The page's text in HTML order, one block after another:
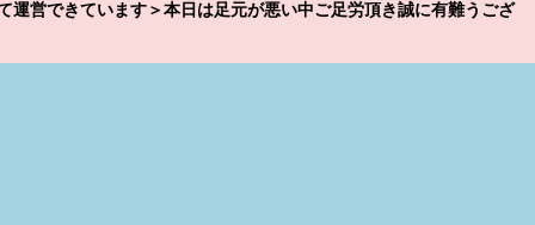
営できています＞本日は足元が悪い中ご足労頂き誠に有難うござ